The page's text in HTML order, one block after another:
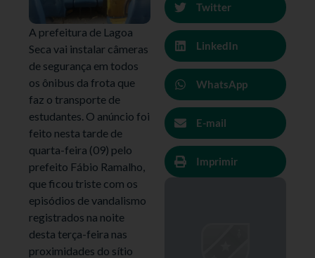
A prefeitura de Lagoa
Seca vai instalar câmeras
de segurança em todos
os ônibus da frota que
faz o transporte de
estudantes. O anúncio foi
feito nesta tarde de
quarta-feira (09) pelo
prefeito Fábio Ramalho,
que ficou triste com os
episódios de vandalismo
registrados na noite
desta terça-feira nas
proximidades do sítio
Twitter
LinkedIn
WhatsApp
E-mail
Imprimir